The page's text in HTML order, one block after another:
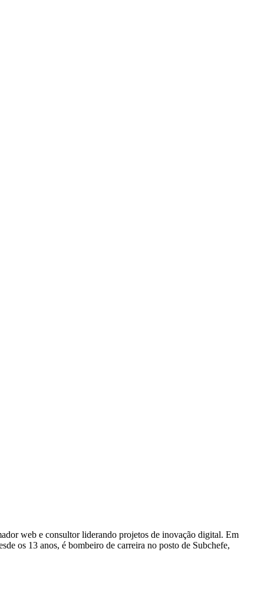
web e consultor liderando projetos de inovação digital. Em
os 13 anos, é bombeiro de carreira no posto de Subchefe,